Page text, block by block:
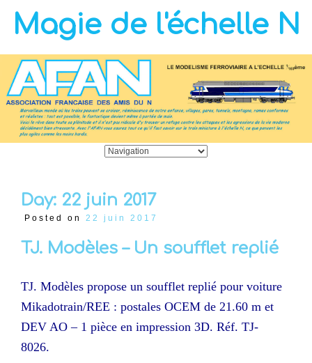
Magie de l'échelle N
Day: 22 juin 2017
Posted on 22 juin 2017
TJ. Modèles – Un soufflet replié
TJ. Modèles propose un soufflet replié pour voiture
Mikadotrain/REE : postales OCEM de 21.60 m et
DEV AO – 1 pièce en impression 3D. Réf. TJ-
8026.